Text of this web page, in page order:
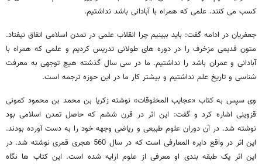
کسب می کنند. علمی که همراه با آبادانی باشد نداشتیم.
جعفریان در ادامه گفت: باید ببینیم چرا انقلاب علمی در تمدن اسلامی اتفاق نیفتاد.
متون قدیمی مزخرف را در دوره های طولانی تدریس کردیم و علمی که همراه با
آبادانی و عمران باشد را نداشتیم. ما در سی سال گذشته هیچ توجهی به معرفت
شناسی و تاریخ علم نداشتیم و بیشتر کار ما در این حوزه ترجمه است.
وی سپس به کتاب «عجایب المخلوقات» نوشته زکریا بن محمد بن محمود کمونی
قزوینی اشاره کرد و گفت: این اثر در قرن ششم که حاصل تمدن اسلامی بود
نوشته شد. در آن دوران علوم طبیعی و ریاضی وجهه خود را به دست آورده بودند.
این اثر در واقع دایره المعارفی است که در سال 560 هجری قمری نوشته شد. در
این اثر یک طبقه بندی او معرفی از علوم ارایه شده است. این کتاب ها نگاه